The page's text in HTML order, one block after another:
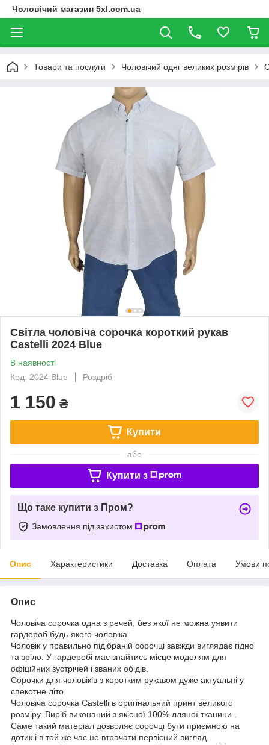
Чоловічий магазин 5xl.com.ua
Товари та послуги Чоловічий одяг великих розмірів
Світла чоловіча сорочка короткий рукав
Castelli 2024 Blue
В наявності
Код: 2024 Blue
Роздріб
1 150 ₴
Купити
або
Купити з
Що таке купити з Пром?
Замовлення під захистом
Опис Характеристики Доставка Оплата Умови
Опис
Чоловіча сорочка одна з речей, без якої не можна уявити
гардероб будь-якого чоловіка.
Чоловік у правильно підібраній сорочці завжди виглядає гідно
та зріло. У гардеробі має знайтись місце моделям для
офіційних зустрічей і званих обідів.
Сорочки для чоловіків з коротким рукавом дуже актуальні у
спекотне літо.
Чоловіча сорочка Castelli в оригінальний принт великого
розміру. Виріб виконаний з якісної 100% лляної тканини..
Саме такий матеріал дозволяє сорочці бути приємною на
дотик і в той же час не втрачати первісний вигляд.